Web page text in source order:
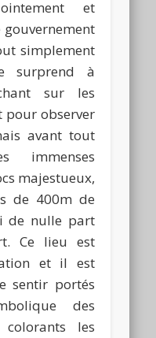
et
simplement
surprend à
sur les
pour observer
avant tout
immenses
majestueux,
de 400m de
de nulle part
Ce lieu est
et il est
sentir portés
des
colorants les